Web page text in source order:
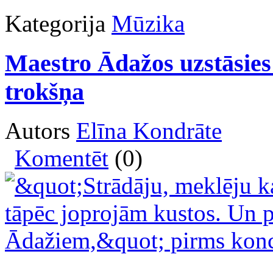
Kategorija Mūzika
Maestro Ādažos
trokšņa
Autors Elīna Kondrāte
Komentēt (0)